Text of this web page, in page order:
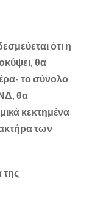
ότι η
θα
το σύνολο
θα
κεκτημένα
των
της